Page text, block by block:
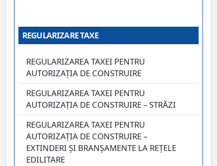
REGULARIZARE TAXE
REGULARIZAREA TAXEI PENTRU
AUTORIZAȚIA DE CONSTRUIRE
REGULARIZAREA TAXEI PENTRU
AUTORIZAȚIA DE CONSTRUIRE – STRĂZI
REGULARIZAREA TAXEI PENTRU
AUTORIZAȚIA DE CONSTRUIRE –
EXTINDERI ȘI BRANȘAMENTE LA REȚELE
EDILITARE